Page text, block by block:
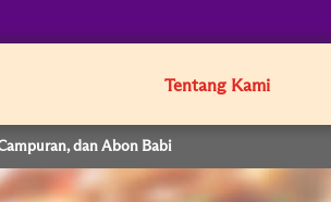
Tentang Kami
dan Abon Babi